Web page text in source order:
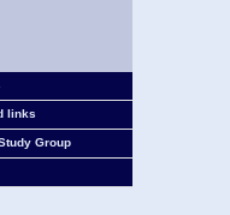
links
Group